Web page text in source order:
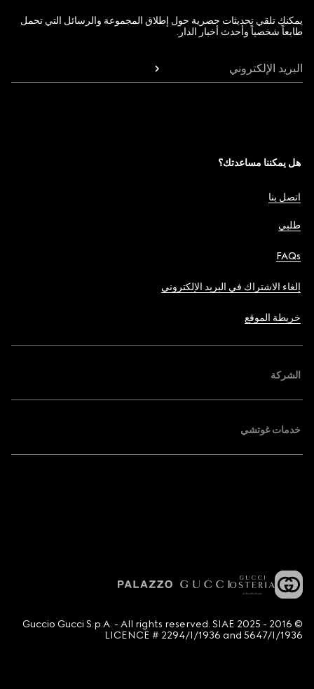
يمكنك تلقي تحديثات حصرية حول إطلاق المجموعة والرسائل التي تحمل
طابعاً شخصياً وأحدث أخبار الدار.
البريد الإلكتروني
هل يمكننا مساعدتك؟
اتصل بنا
طلبي
FAQs
إلغاء الاشتراك في البريد الإلكتروني
خريطة الموقع
الشركة
خدمات غوتشي
© 2016 - 2025 Guccio Gucci S.p.A. - All rights reserved. SIAE
LICENCE # 2294/I/1936 and 5647/I/1936